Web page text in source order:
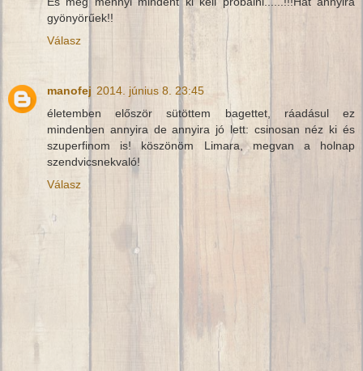
gyönyörűek!!
Válasz
manofej 2014. június 8. 23:45
életemben először sütöttem bagettet, ráadásul ez
mindenben annyira de annyira jó lett: csinosan néz ki és
szuperfinom is! köszönöm Limara, megvan a holnap
szendvicsnekvaló!
Válasz